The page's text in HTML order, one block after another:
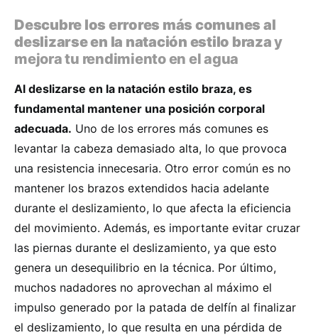
Descubre los errores más comunes al
deslizarse en la natación estilo brazay
mejora tu rendimiento en el agua
Al deslizarse en la natación estilo braza, es
fundamental mantener una posición corporal
adecuada. Uno de los errores más comunes es
levantar la cabeza demasiado alta, lo que provoca
una resistencia innecesaria. Otro error común es no
mantener los brazos extendidos hacia adelante
durante el deslizamiento, lo que afecta la eficiencia
del movimiento. Además, es importante evitar cruzar
las piernas durante el deslizamiento, ya que esto
genera un desequilibrio en la técnica. Por último,
muchos nadadores no aprovechan al máximo el
impulso generado por la patada de delfín al finalizar
el deslizamiento, lo que resulta en una pérdida de